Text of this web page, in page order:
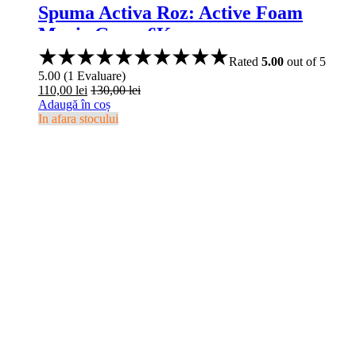
Spuma Activa Roz: Active Foam
Magic Grass 6Kg
Rated 5.00 out of 5
5.00 (1 Evaluare)
110,00 lei 130,00lei
Adaugă în coș
In afara stocului